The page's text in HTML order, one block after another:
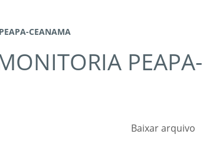
CEANAMA
PEAPA-
Baixar arquivo